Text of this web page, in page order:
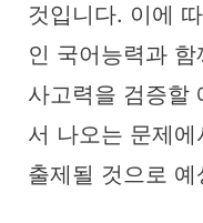
것입니다. 이에
인 국어능력과
사고력을 검증할
서 나오는 문제
출제될 것으로 예